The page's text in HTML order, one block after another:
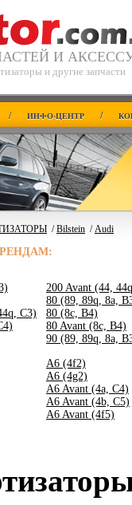
И
и другие запчасти
/ ИНФО-ЦЕНТР /
/Bilstein /Audi
C3)
200 Avant (44,
80 (89, 89q, 8a,
80 (8c, B4)
80 Avant (8c, B4)
90 (89, 89q, 8a,
A6 (4f2)
A6 (4g2)
A6 Avant (4a, C4)
A6 Avant (4b, C5)
A6 Avant (4f5)